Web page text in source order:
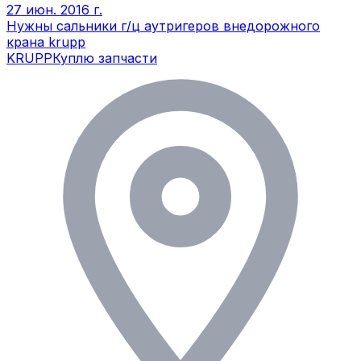
27 июн. 2016 г.
Нужны сальники г/ц аутригеров внедорожного
крана krupp
KRUPPКуплю запчасти